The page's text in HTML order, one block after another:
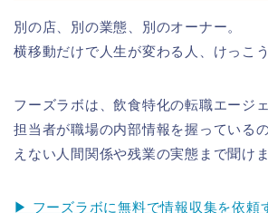
別の店、別の業態、別のオーナー。
横移動だけで人生が変わる人、けっこう
フーズラボは、飲食特化の転職エージェ
担当者が職場の内部情報を握っている
えない人間関係や残業の実態まで聞けま
▶ フーズラボに無料で情報収集を依頼